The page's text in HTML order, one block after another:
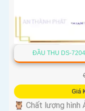
minh với giá cả phải
đầu tư vào an ninh và
Hy vọng rằng bài viết
khách hàng quan tâm
ĐẦU THU DS-
Giá
🦉 Chất lượng hình